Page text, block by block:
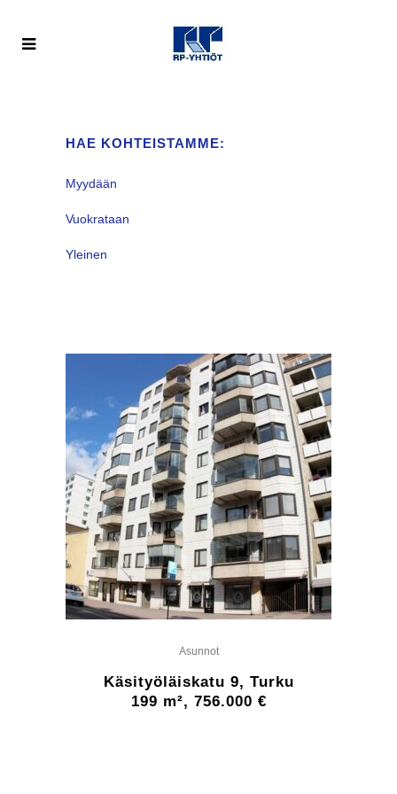
HAE KOHTEISTAMME:
Myydään
Vuokrataan
Yleinen
Asunnot
Käsityöläiskatu 9, Turku
199 m², 756.000 €